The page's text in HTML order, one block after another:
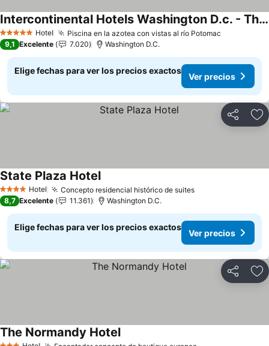
5 Estrellas Hotel Piscina en la azotea con vistas al río Potomac
Intercontinental Hotels Washington D.c. - The Wharf By Ihg
Ver precios
9,1 Excelente 7.020 Washington D.C.
Elige fechas para ver los precios exactos
Ver precios
Compartir
4 EstrellasHotel Concepto residencial histórico de suitesVer precios
State Plaza HotelVer precios
8,7 Excelente 11.361 Washington D.C.
Elige fechas para ver los precios exactos
Ver precios
Compartir
The Normandy HotelVer precios